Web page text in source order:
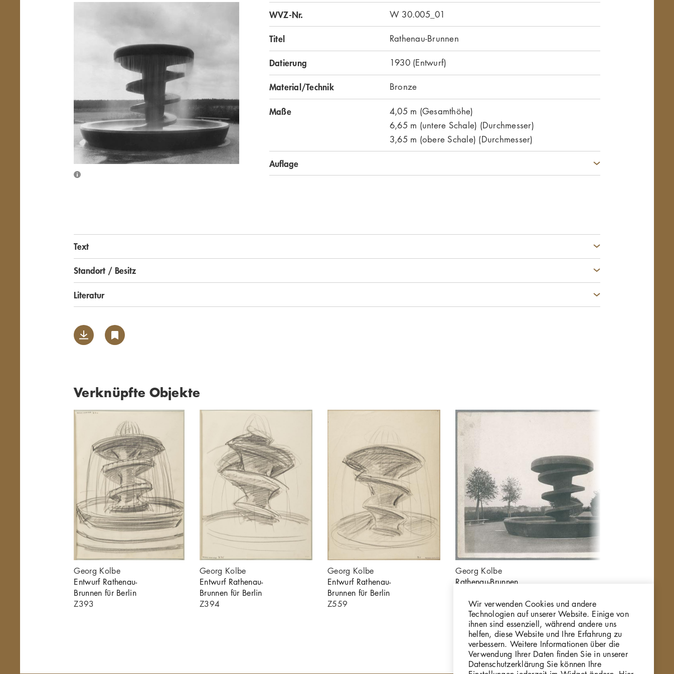
Übersicht schließen WVZ-Nr. W 30.005_01
Titel Rathenau-Brunnen
Datierung 1930 (Entwurf)
Material/Technik Bronze
Maße
4,05 m (Gesamthöhe)
6,65 m (untere Schale) (Durchmesser)
3,65 m (obere Schale) (Durchmesser)
Auflage
Text
Standort / Besitz
Literatur
Verknüpfte Objekte
Georg Kolbe
Entwurf Rathenau-
Brunnen für Berlin
Z393
Georg Kolbe
Entwurf Rathenau-
Brunnen für Berlin
Z394
Georg Kolbe
Entwurf Rathenau-
Brunnen für Berlin
Z559
Georg Kolbe
Rathenau-Brunnen,
GKFo-0371_001
Wir verwenden Cookies und andere
Technologien auf unserer Website. Einige von
ihnen sind essenziell, während andere uns
helfen, diese Website und Ihre Erfahrung zu
verbessern. Weitere Informationen über die
Verwendung Ihrer Daten finden Sie in unserer
Datenschutzerklärung Sie können Ihre